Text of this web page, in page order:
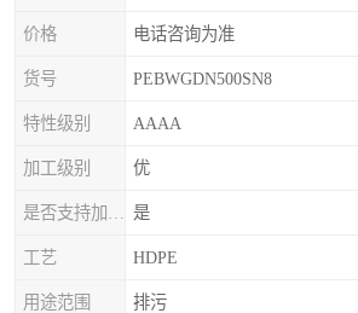
价格 电话咨询为准
货号 PEBWGDN500SN8
特性级别 AAAA
加工级别 优
是
工艺 HDPE
用途范围 排污